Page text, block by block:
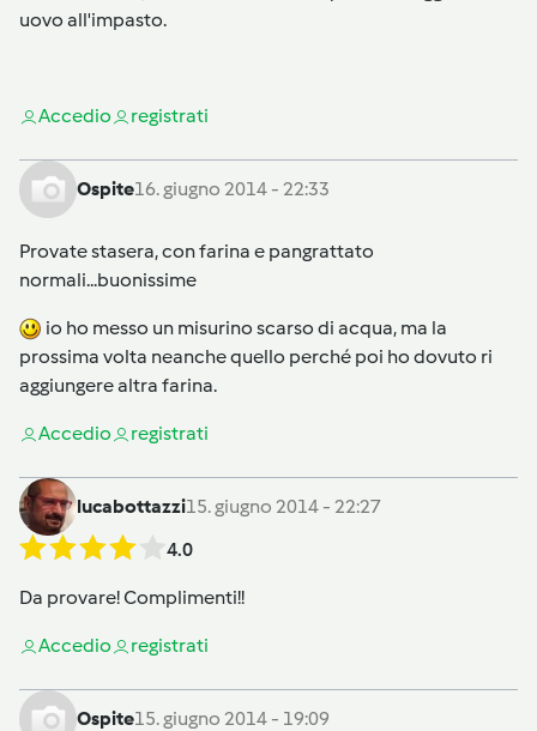
uovo all'impasto.
Accedio registrati
Ospite16. giugno 2014 - 22:33
Provate stasera, con farina e pangrattato
normali...buonissime
io ho messo un misurino scarso di acqua, ma la
prossima volta neanche quello perché poi ho dovuto ri
aggiungere altra farina.
Accedio registrati
lucabottazzi15. giugno 2014 - 22:27
4.0
Da provare! Complimenti!!
Accedio registrati
Ospite15. giugno 2014 - 19:09